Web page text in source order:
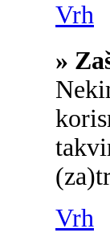
Vrh
»
Vrh